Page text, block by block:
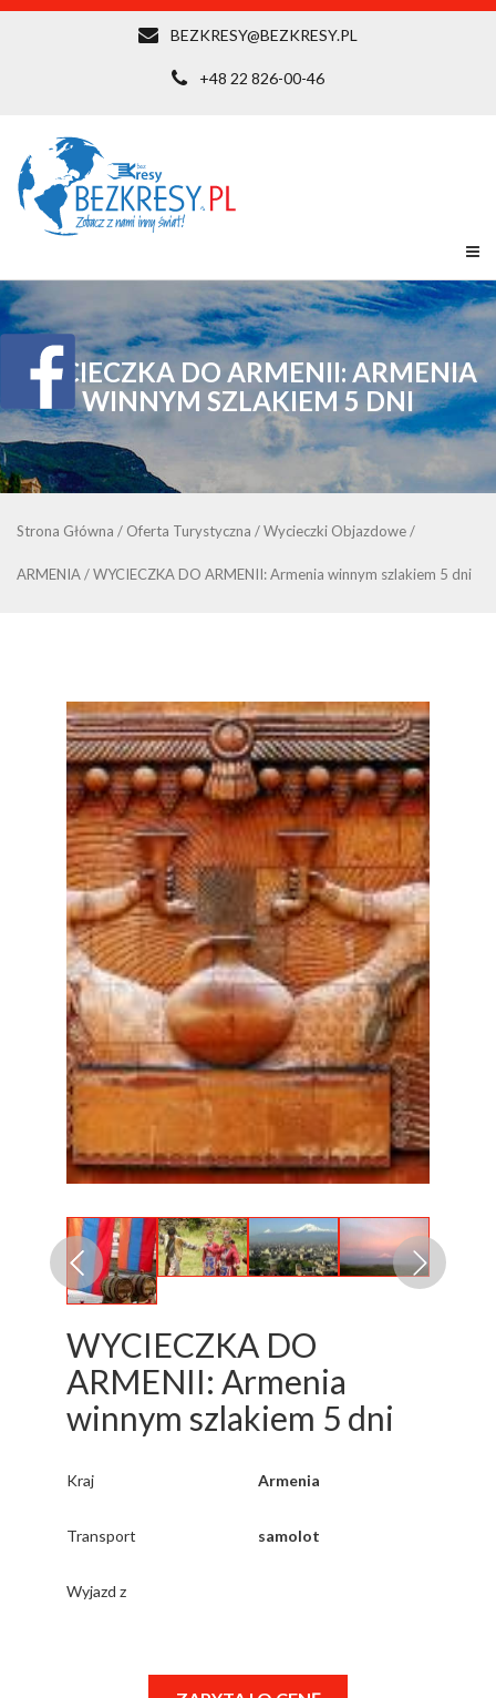
BEZKRESY@BEZKRESY.PL
+48 22 826-00-46
WYCIECZKA DO ARMENII: ARMENIA
WINNYM SZLAKIEM 5 DNI
Strona Główna / Oferta Turystyczna /Wycieczki Objazdowe/
ARMENIA/WYCIECZKA DO ARMENII: Armenia winnym szlakiem 5 dni
WYCIECZKA DO
ARMENII: Armenia
winnym szlakiem 5 dni
Kraj Armenia
Transport samolot
Wyjazd z